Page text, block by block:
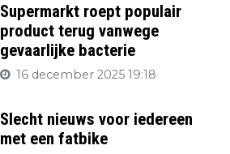
Supermarkt roept populair
product terug vanwege
gevaarlijke bacterie
16 december 2025 19:18
Slecht nieuws voor iedereen
met een fatbike